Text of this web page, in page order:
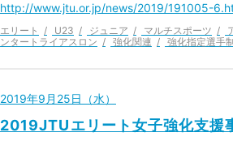
http://www.jtu.or.jp/news/2019/191005-
エリート U23 ジュニア マルチスポーツ
ンタートライアスロン
強化関連 強化指定選手
2019年9月25日（水）
2019JTUエリート女子強化支援